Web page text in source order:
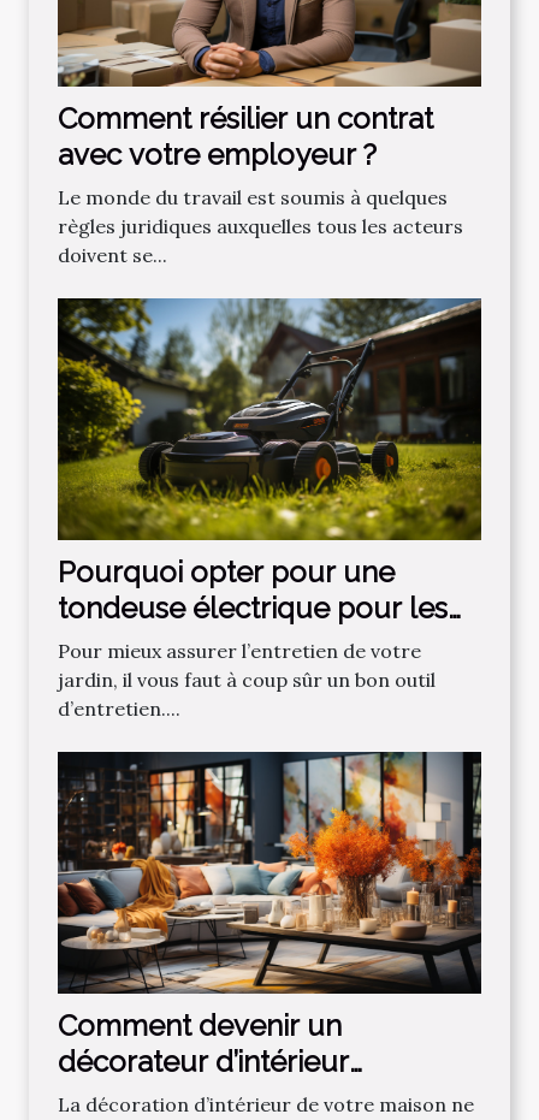
Comment résilier un contrat
avec votre employeur ?
Le monde du travail est soumis à quelques
règles juridiques auxquelles tous les acteurs
doivent se...
Pourquoi opter pour une
tondeuse électrique pour les
gazons ?
Pour mieux assurer l’entretien de votre
jardin, il vous faut à coup sûr un bon outil
d’entretien....
Comment devenir un
décorateur d’intérieur
professionnel ?
La décoration d’intérieur de votre maison ne